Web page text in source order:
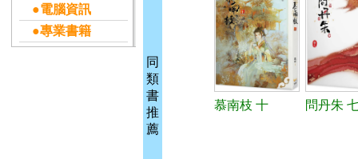
●電腦資訊
●專業書籍
同
類
書
推
薦
慕南枝 十 問丹朱